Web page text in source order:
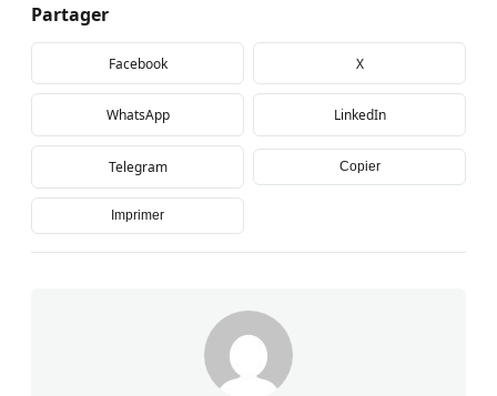
Partager
Facebook X
WhatsApp LinkedIn
Telegram Copier
Imprimer